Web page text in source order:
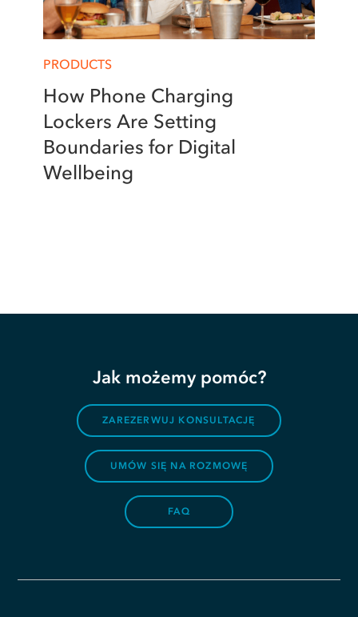
PRODUCTS
How Phone Charging
Lockers Are Setting
Boundaries for Digital
Wellbeing
Jak możemy pomóc?
ZAREZERWUJ KONSULTACJĘ
UMÓW SIĘ NA ROZMOWĘ
FAQ